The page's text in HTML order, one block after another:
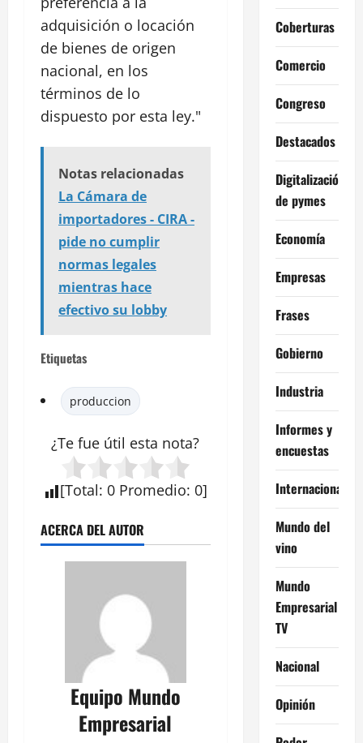
adquisición o locación
de bienes de origen
nacional, en los
términos de lo
dispuesto por esta ley."
Notas relacionadas
La Cámara de
importadores - CIRA -
pide no cumplir
normas legales
mientras hace
efectivo su lobby
Etiquetas
produccion
¿Te fue útil esta nota?
[Total: 0 Promedio: 0]
ACERCA DEL AUTOR
Equipo Mundo
Empresarial
Coberturas
Comercio
Congreso
Destacados
Digitalización
de pymes
Economía
Empresas
Frases
Gobierno
Industria
Informes y
encuestas
Internacional
Mundo del
vino
Mundo
Empresarial
TV
Nacional
Opinión